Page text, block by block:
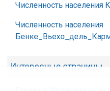
Численность населения
Численность населения
Интересные страницы